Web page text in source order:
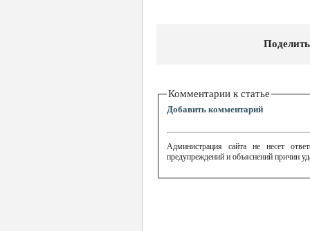
Комментарии к статье
Добавить комментарий
Администрация сайта не несет
предупреждений и объяснений причин